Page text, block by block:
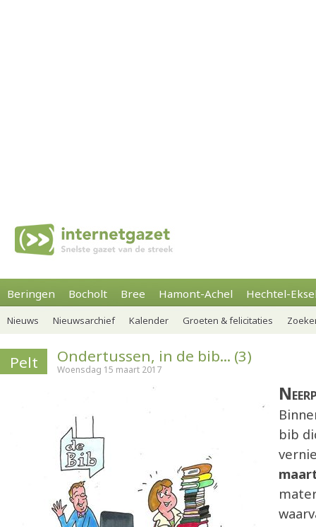
Beringen Bocholt Bree Hamont-Achel Hechtel-
Nieuws Nieuwsarchief Kalender Groeten & felicitaties
Pelt Ondertussen, in de bib... (3)
Woensdag 15 maart 2017
bib